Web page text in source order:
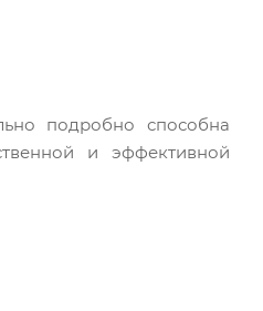
подробно способна
и эффективной